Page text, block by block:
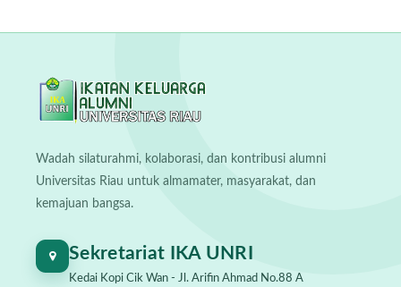
Wadah silaturahmi, kolaborasi, dan kontribusi alumni
Universitas Riau untuk almamater, masyarakat, dan
kemajuan bangsa.
Sekretariat IKA UNRI
Kedai Kopi Cik Wan - Jl. Arifin Ahmad No.88 A